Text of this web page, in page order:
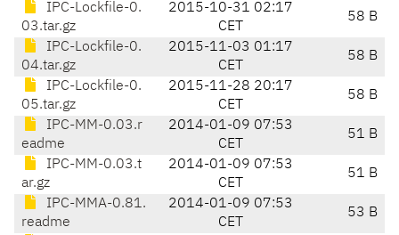
IPC-Lockfile-0.
03.tar.gz
2015-10-31 02:17
CET
58 B
IPC-Lockfile-0.
04.tar.gz
2015-11-03 01:17
CET
58 B
IPC-Lockfile-0.
05.tar.gz
2015-11-28 20:17
CET
58 B
IPC-MM-0.03.r
eadme
2014-01-09 07:53
CET
51 B
IPC-MM-0.03.t
ar.gz
2014-01-09 07:53
CET
51 B
IPC-MMA-0.81.
readme
2014-01-09 07:53
CET
53 B